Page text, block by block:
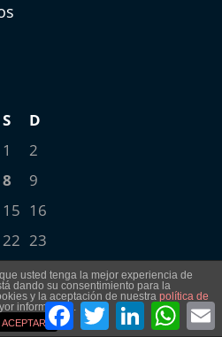
S
D
1
2
8
9
15 16
22 23
29 30
Facebook
TwitterLinkedIn
usted tenga la mejor experiencia de
dando su consentimiento para la
y la aceptación de nuestra política de
información.
ACEPTAR